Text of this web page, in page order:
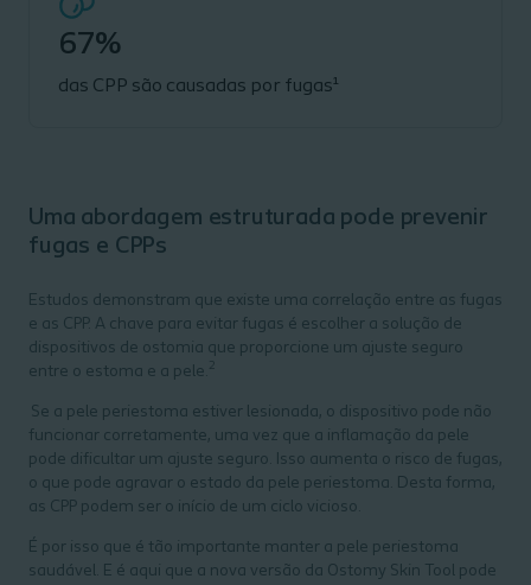
67%
das CPP são causadas por fugas¹
Uma abordagem estruturada pode prevenir
fugas e CPPs
Estudos demonstram que existe uma correlação entre as fugas
e as CPP. A chave para evitar fugas é escolher a solução de
dispositivos de ostomia que proporcione um ajuste seguro
entre o estoma e a pele. 2
Se a pele periestoma estiver lesionada, o dispositivo pode não
funcionar corretamente, uma vez que a inflamação da pele
pode dificultar um ajuste seguro. Isso aumenta o risco de fugas,
o que pode agravar o estado da pele periestoma. Desta forma,
as CPP podem ser o início de um ciclo vicioso.
É por isso que é tão importante manter a pele periestoma
saudável. E é aqui que a nova versão da Ostomy Skin Tool pode